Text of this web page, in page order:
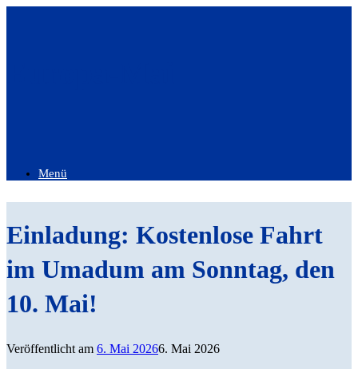
Menü
Einladung: Kostenlose Fahrt
im Umadum am Sonntag, den
10. Mai!
Veröffentlicht am 6. Mai 20266. Mai 2026